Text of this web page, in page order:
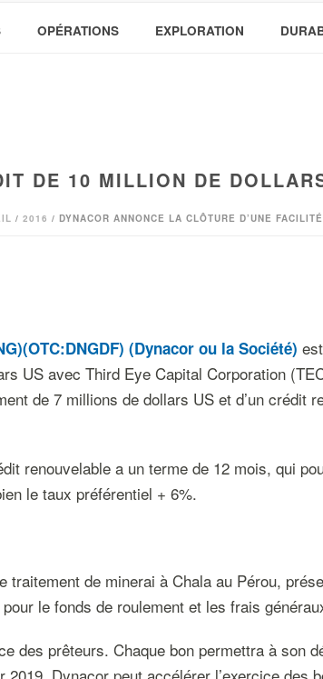
OPÉRATIONS EXPLORATION
DE 10 MILLION DE
/ 2016 / DYNACOR ANNONCE LA CLÔTURE D’UNE
(Dynacor ou la Société)
US avec Third Eye Capital Corporation
de 7 millions de dollars US et d’un crédit
renouvelable a un terme de 12 mois, qui
le taux préférentiel + 6%.
de minerai à Chala au Pérou,
le fonds de roulement et les frais
des prêteurs. Chaque bon permettra à son